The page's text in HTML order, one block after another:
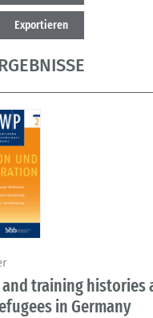
Exportieren
training histories
in Germany